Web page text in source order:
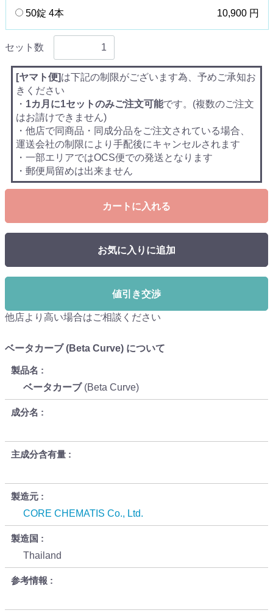
50錠 4本 10,900 円
セット数
[ヤマト便]は下記の制限がございます為、予めご承知お
きください
・ 1カ月に1セットのみご注文可能です。(複数のご注文
はお請けできません)
・他店で同商品・同成分品をご注文されている場合、
運送会社の制限により手配後にキャンセルされます
・一部エリアではOCS便での発送となります
・郵便局留めは出来ません
カートに入れる
お気に入りに追加
値引き交渉
他店より高い場合はご相談ください
ベータカーブ (Beta Curve) について
製品名
ベータカーブ(Beta Curve)
成分名
主成分含有量
製造元
CORE CHEMATIS Co., Ltd.
製造国
Thailand
参考情報